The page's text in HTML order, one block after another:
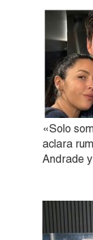
«Solo
aclara
Andrade